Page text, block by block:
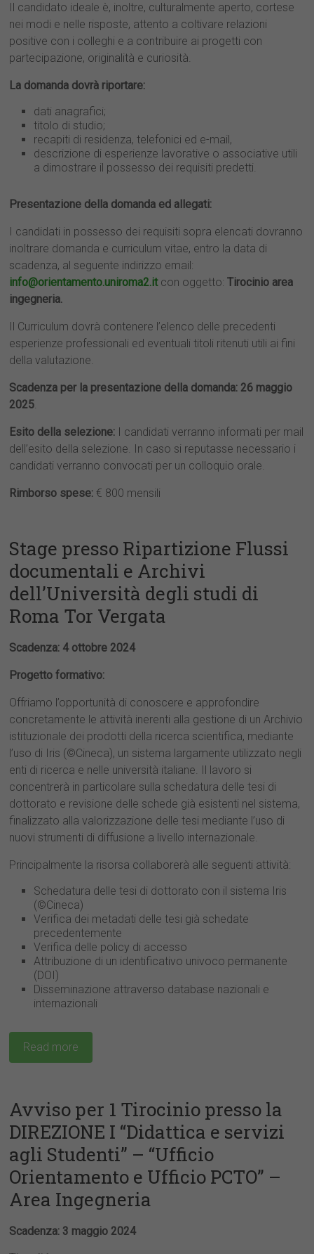
Il candidato ideale è, inoltre, culturalmente aperto, cortese
nei modi e nelle risposte, attento a coltivare relazioni
positive con i colleghi e a contribuire ai progetti con
partecipazione, originalità e curiosità.
La domanda dovrà riportare:
dati anagrafici;
titolo di studio;
recapiti di residenza, telefonici ed e-mail,
descrizione di esperienze lavorative o associative utili
a dimostrare il possesso dei requisiti predetti.
Presentazione della domanda ed allegati:
I candidati in possesso dei requisiti sopra elencati dovranno
inoltrare domanda e curriculum vitae, entro la data di
scadenza, al seguente indirizzo email:
info@orientamento.uniroma2.itcon oggetto:Tirocinio area
ingegneria.
Il Curriculum dovrà contenere l’elenco delle precedenti
esperienze professionali ed eventuali titoli ritenuti utili ai fini
della valutazione.
Scadenza per la presentazione della domanda: 26 maggio
2025.
Esito della selezione: I candidati verranno informati per mail
dell’esito della selezione. In caso si reputasse necessario i
candidati verranno convocati per un colloquio orale.
Rimborso spese:€ 800 mensili
Stage presso Ripartizione Flussi
documentali e Archivi
dell’Università degli studi di
Roma Tor Vergata
Scadenza: 4 ottobre 2024
Progetto formativo:
Offriamo l’opportunità di conoscere e approfondire
concretamente le attività inerenti alla gestione di un Archivio
istituzionale dei prodotti della ricerca scientifica, mediante
l’uso di Iris (©Cineca), un sistema largamente utilizzato negli
enti di ricerca e nelle università italiane. Il lavoro si
concentrerà in particolare sulla schedatura delle tesi di
dottorato e revisione delle schede già esistenti nel sistema,
finalizzato alla valorizzazione delle tesi mediante l’uso di
nuovi strumenti di diffusione a livello internazionale.
Principalmente la risorsa collaborerà alle seguenti attività:
Schedatura delle tesi di dottorato con il sistema Iris
(©Cineca)
Verifica dei metadati delle tesi già schedate
precedentemente
Verifica delle policy di accesso
Attribuzione di un identificativo univoco permanente
(DOI)
Disseminazione attraverso database nazionali e
internazionali
Read more
Avviso per 1 Tirocinio presso la
DIREZIONE I “Didattica e servizi
agli Studenti” – “Ufficio
Orientamento e Ufficio PCTO” –
Area Ingegneria
Scadenza: 3 maggio 2024